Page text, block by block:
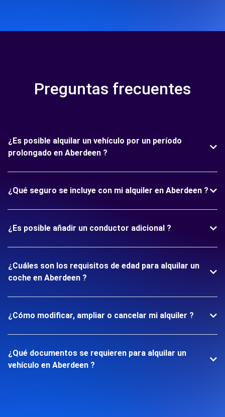
Preguntas frecuentes
¿Es posible alquilar un vehículo por un período
prolongado en Aberdeen ?
¿Qué seguro se incluye con mi alquiler en Aberdeen ?
¿Es posible añadir un conductor adicional ?
¿Cuáles son los requisitos de edad para alquilar un
coche en Aberdeen ?
¿Cómo modificar, ampliar o cancelar mi alquiler ?
¿Qué documentos se requieren para alquilar un
vehículo en Aberdeen ?